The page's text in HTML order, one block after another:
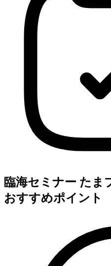
臨海セミナー たま
おすすめポイント